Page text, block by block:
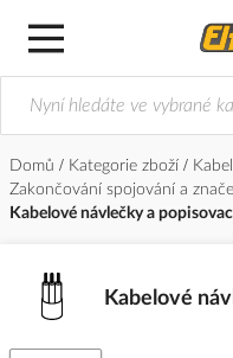
Domů Kategorie zboží
Zakončování spojování a
Kabelové návlečky a
Kabelové